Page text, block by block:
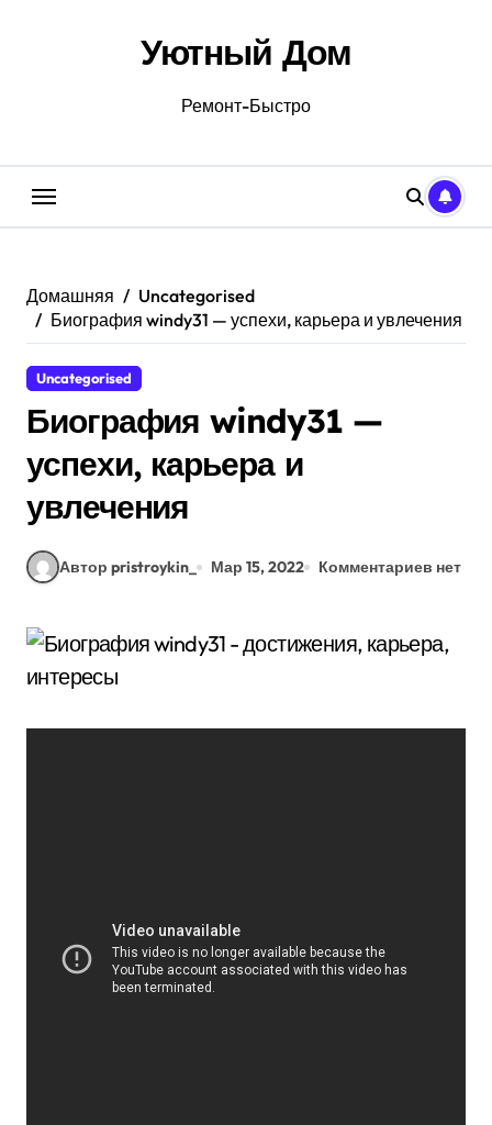
Уютный Дом
Ремонт-Быстро
Домашняя
Uncategorised
Биография windy31 — успехи, карьера и увлечения
Uncategorised
Биография windy31 —
успехи, карьера и
увлечения
Автор pristroykin_ Мар 15, 2022 Комментариев нет